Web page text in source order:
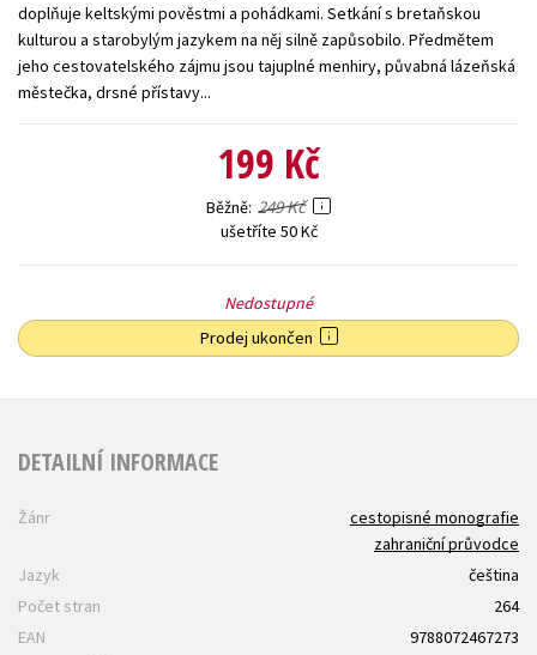
doplňuje keltskými pověstmi a pohádkami. Setkání s bretaňskou
kulturou a starobylým jazykem na něj silně zapůsobilo. Předmětem
jeho cestovatelského zájmu jsou tajuplné menhiry, půvabná lázeňská
městečka, drsné přístavy...
199 Kč
Běžně 249 Kč
ušetříte 50 Kč
Nedostupné
Prodej ukončen
DETAILNÍ INFORMACE
Žánr
cestopisné monografie
zahraniční průvodce
Jazyk
čeština
Počet stran
264
EAN
9788072467273